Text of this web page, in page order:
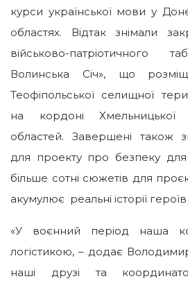
курси української мови у
областях. Відтак знімали
військово-патріотичного
Волинська Січ», що
Теофіпольської селищної
на кордоні Хмельницької
областей. Завершені також
для проекту про безпеку для
більше сотні сюжетів для
акумулює реальні історії
«У воєнний період наша
логістикою, – додає
наші друзі та